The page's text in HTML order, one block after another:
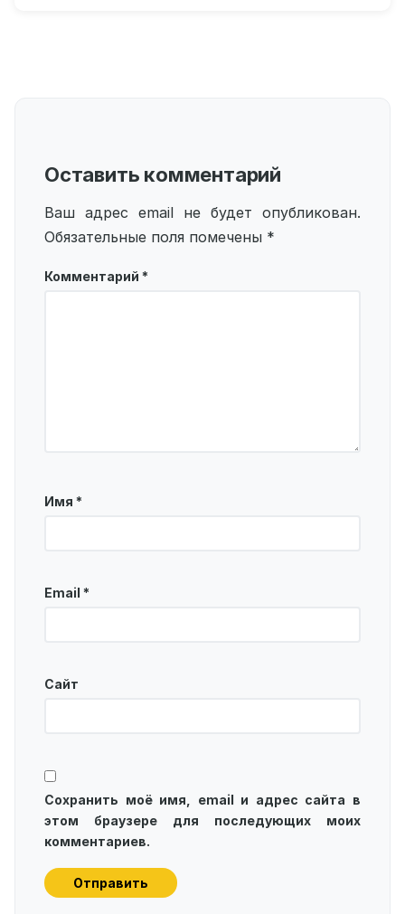
Оставить комментарий
Ваш адрес email не будет опубликован.
Обязательные поля помечены *
Комментарий *
Имя *
Email *
Сайт
Сохранить моё имя, email и адрес сайта в
этом браузере для последующих моих
комментариев.